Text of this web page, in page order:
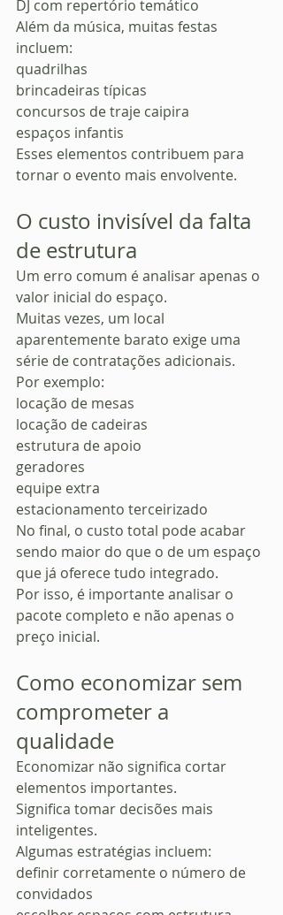
DJ com repertório temático
Além da música, muitas festas
incluem:
quadrilhas
brincadeiras típicas
concursos de traje caipira
espaços infantis
Esses elementos contribuem para
tornar o evento mais envolvente.
O custo invisível da falta
de estrutura
Um erro comum é analisar apenas o
valor inicial do espaço.
Muitas vezes, um local
aparentemente barato exige uma
série de contratações adicionais.
Por exemplo:
locação de mesas
locação de cadeiras
estrutura de apoio
geradores
equipe extra
estacionamento terceirizado
No final, o custo total pode acabar
sendo maior do que o de um espaço
que já oferece tudo integrado.
Por isso, é importante analisar o
pacote completo e não apenas o
preço inicial.
Como economizar sem
comprometer a
qualidade
Economizar não significa cortar
elementos importantes.
Significa tomar decisões mais
inteligentes.
Algumas estratégias incluem:
definir corretamente o número de
convidados